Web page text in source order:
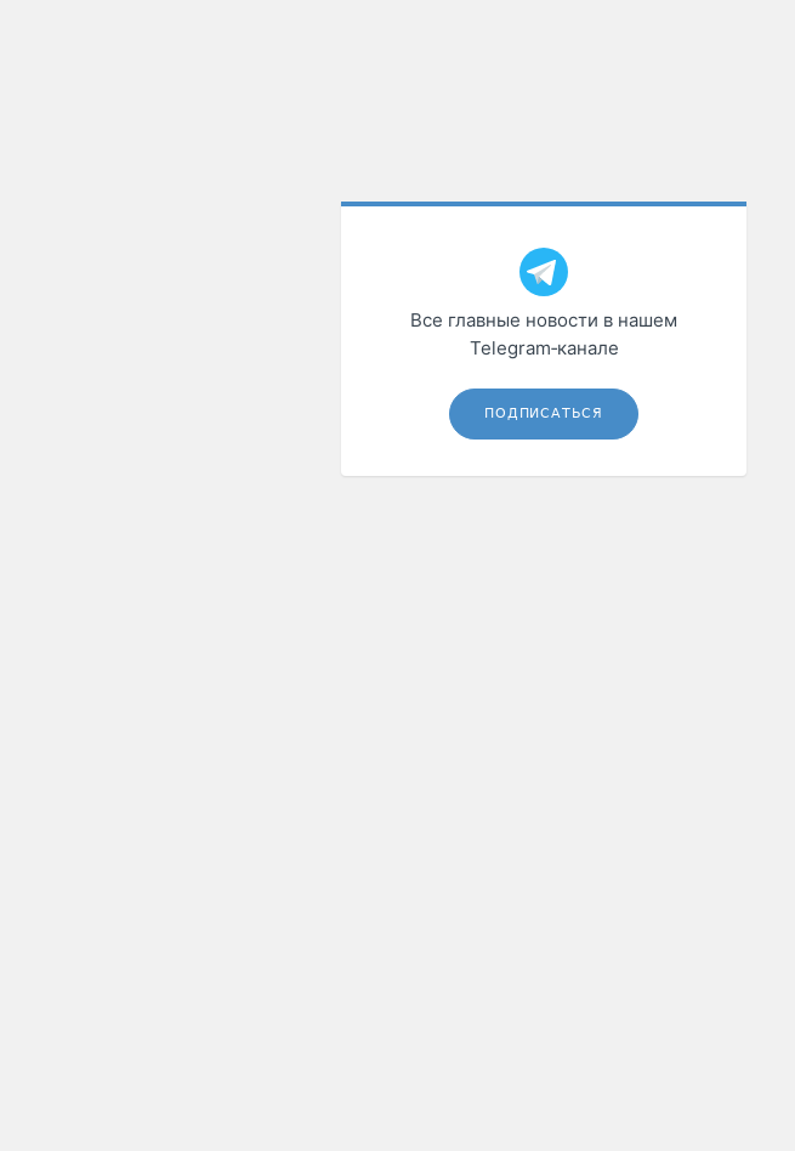
Все главные новости в нашем
Telegram‑канале
ПОДПИСАТЬСЯ